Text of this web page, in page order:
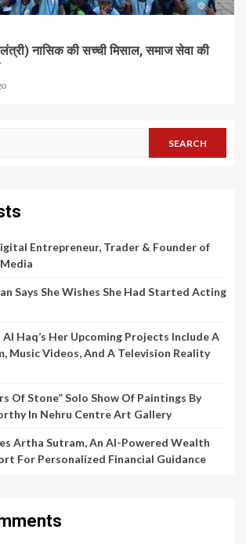
नासिक की सच्ची मिसाल, समाज सेवा की
Entrepreneur, Trader & Founder of
Says She Wishes She Had Started Acting
Haq’s Her Upcoming Projects Include A
Music Videos, And A Television Reality
Of Stone” Solo Show Of Paintings By
In Nehru Centre Art Gallery
Artha Sutram, An AI-Powered Wealth
For Personalized Financial Guidance